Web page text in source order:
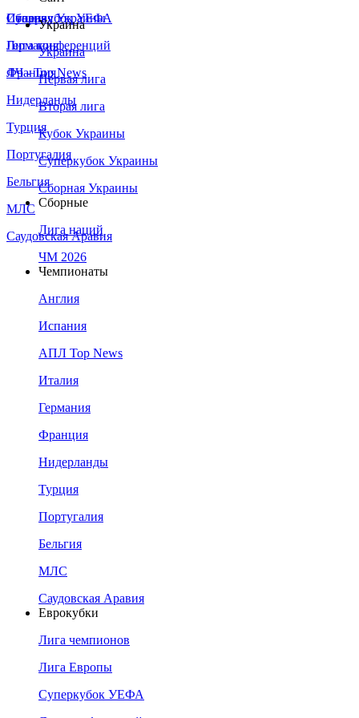
Сборная Украины
Италия
Германия
Франция
Нидерланды
Турция
Португалия
Бельгия
МЛС
Саудовская Аравия
Суперкубок УЕФА
Лига конференций
ЛЧ - Top News
Украина
Украина
Первая лига
Вторая лига
Кубок Украины
Суперкубок Украины
Сборная Украины
Сборные
Лига наций
ЧМ 2026
Чемпионаты
Англия
Испания
АПЛ Top News
Италия
Германия
Франция
Нидерланды
Турция
Португалия
Бельгия
МЛС
Саудовская Аравия
Еврокубки
Лига чемпионов
Лига Европы
Суперкубок УЕФА